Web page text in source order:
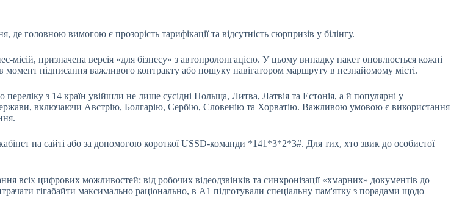
головною вимогою є прозорість тарифікації та відсутність сюрпризів у білінгу.
призначена версія «для бізнесу» з автопролонгацією. У цьому випадку пакет оновлюється кожні
підписання важливого контракту або пошуку навігатором маршруту в незнайомому місті.
з 14 країн увійшли не лише сусідні Польща, Литва, Латвія та Естонія, а й популярні у
включаючи Австрію, Болгарію, Сербію, Словенію та Хорватію. Важливою умовою є використання
на сайті або за допомогою короткої USSD-команди *141*3*2*3#. Для тих, хто звик до особистої
всіх цифрових можливостей: від робочих відеодзвінків та синхронізації «хмарних» документів до
гігабайти максимально раціонально, в А1 підготували спеціальну пам'ятку з порадами щодо